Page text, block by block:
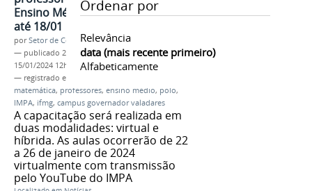
Ordenar por
Relevância
data (mais recente primeiro)
Alfabeticamente
Ensino Médio recebe inscrições
até 18/01
porSetor de Comunicação
— publicado 21/12/2023 —última modificação
15/01/2024 12h12
— registrado em:
matemática, professores, ensino médio, polo,
IMPA, ifmg, campus governador valadares
A capacitação será realizada em
duas modalidades: virtual e
híbrida. As aulas ocorrerão de 22
a 26 de janeiro de 2024
virtualmente com transmissão
pelo YouTube do IMPA